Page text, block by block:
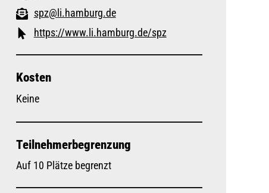
spz@li.hamburg.de
https://www.li.hamburg.de/spz
Kosten
Keine
Teilnehmerbegrenzung
Auf 10 Plätze begrenzt